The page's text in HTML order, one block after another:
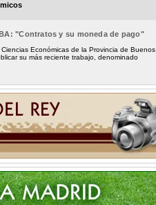
"Contratos y su moneda de pago"
Económicas de la Provincia de Buenos
su más reciente trabajo, denominado